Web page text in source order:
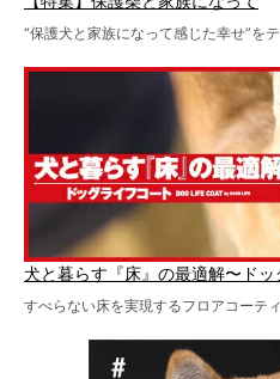
“保護犬と家族になって感じた幸せ”をテ
犬と暮らす『床』の最適解〜ド
すべらない床を実現するフロアコーテ